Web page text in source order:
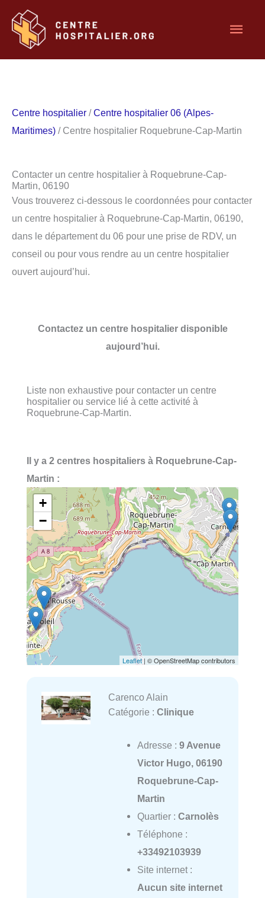
contenu
Centre hospitalier /Centre hospitalier 06 (Alpes-
Maritimes) / Centre hospitalier Roquebrune-Cap-Martin
Contacter un centre hospitalier à Roquebrune-Cap-
Martin, 06190
Vous trouverez ci-dessous le coordonnées pour contacter
un centre hospitalier à Roquebrune-Cap-Martin, 06190,
dans le département du 06 pour une prise de RDV, un
conseil ou pour vous rendre au un centre hospitalier
ouvert aujourd’hui.
Contactez un centre hospitalier disponible
aujourd’hui.
Liste non exhaustive pour contacter un centre
hospitalier ou service lié à cette activité à
Roquebrune-Cap-Martin.
Il y a 2 centres hospitaliers à Roquebrune-Cap-
Martin :
+
−
Leaflet| © OpenStreetMap contributors
Carenco Alain
Catégorie : Clinique
Adresse : 9 Avenue
Victor Hugo, 06190
Roquebrune-Cap-
Martin
Quartier : Carnolès
Téléphone :
+33492103939
Site internet :
Aucun site internet